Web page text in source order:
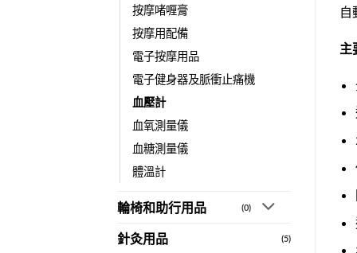
按摩啫喱膏
按摩用配備
電子按摩用品
電子健身器及脈衝止痛機
血壓計
血氧測量儀
血糖測量儀
體溫計
輪椅和助行用品 (0)
針灸用品 (5)
自
主